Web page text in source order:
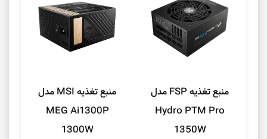
منبع تغذیه FSP مدل
Hydro PTM Pro
1350W
منبع تغذیه MSI مدل
MEG Ai1300P
1300W